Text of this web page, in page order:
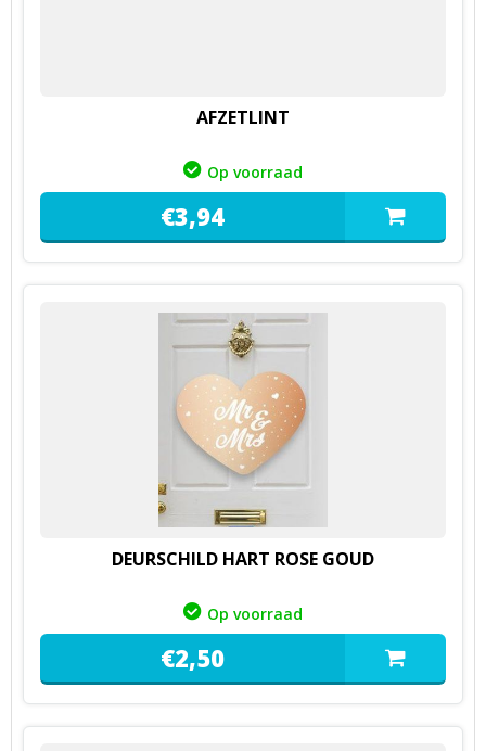
AFZETLINT
Op voorraad
€3,94
DEURSCHILD HART ROSE GOUD
Op voorraad
€2,50